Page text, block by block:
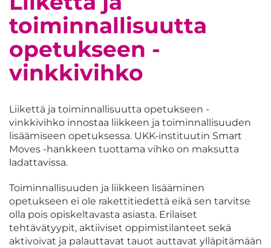
toiminnallisuutta
opetukseen -
vinkkivihko
Liikettä ja toiminnallisuutta opetukseen -
vinkkivihko innostaa liikkeen ja toiminnallisuuden
lisäämiseen opetuksessa. UKK-instituutin Smart
Moves -hankkeen tuottama vihko on maksutta
ladattavissa.
Toiminnallisuuden ja liikkeen lisääminen
opetukseen ei ole rakettitiedettä eikä sen tarvitse
olla pois opiskeltavasta asiasta. Erilaiset
tehtävätyypit, aktiiviset oppimistilanteet sekä
aktivoivat ja palauttavat tauot auttavat ylläpitämään